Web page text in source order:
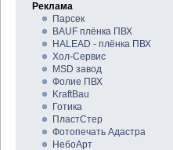
Реклама
Парсек
BAUF плёнка ПВХ
HALEAD - плёнка ПВХ
Хол-Сервис
MSD завод
Фолие ПВХ
KraftBau
Готика
ПластСтер
Фотопечать Адастра
НебоАрт